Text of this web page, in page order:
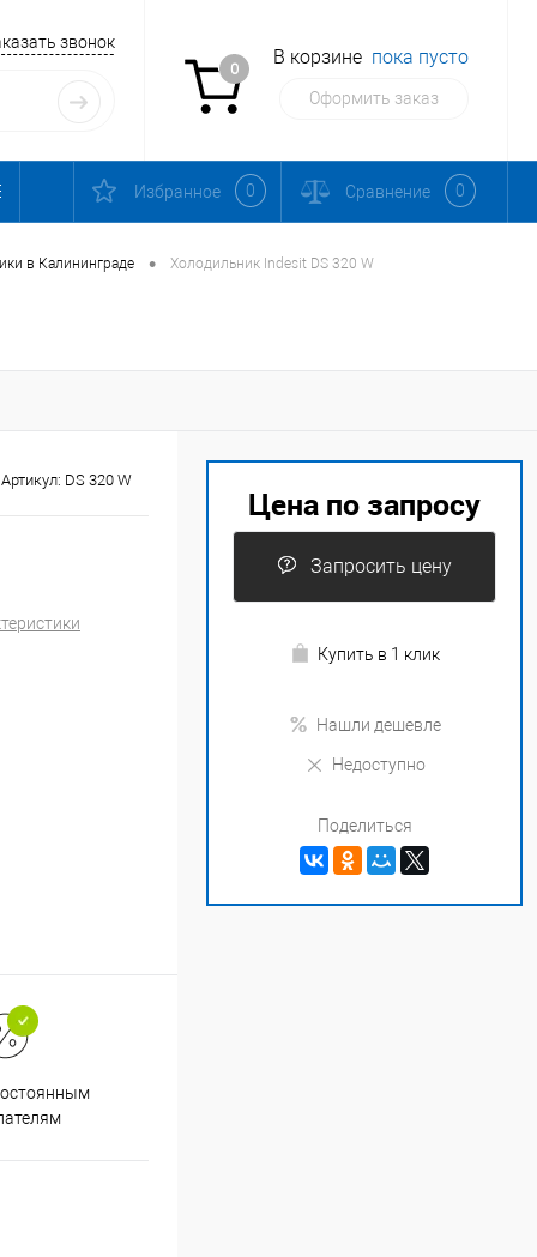
звонок
0
В корзине пока пусто
Оформить заказ
Избранное 0 Сравнение 0
в Калининграде • Холодильник Indesit DS 320 W
Артикул: DS 320 W
Цена по запросу
Запросить цену
Купить в 1 клик
Нашли дешевле
Недоступно
Поделиться